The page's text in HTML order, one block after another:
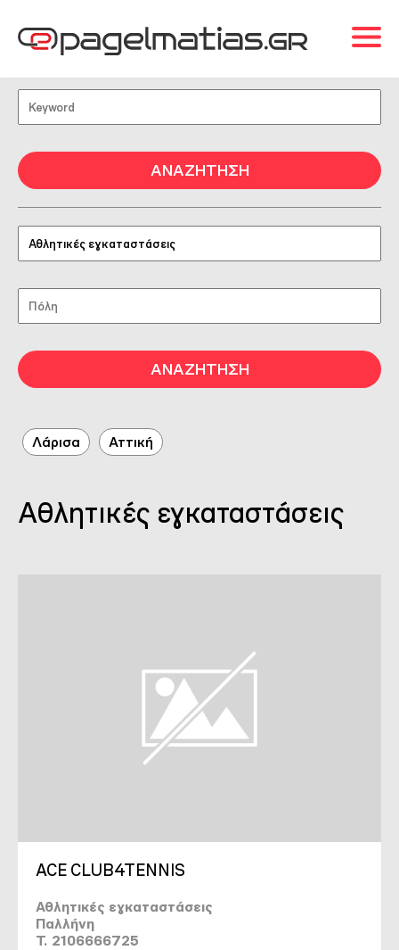
Λάρισα Αττική
Αθλητικές εγκαταστάσεις
ACE CLUB4TENNIS
Αθλητικές εγκαταστάσεις
Παλλήνη
T. 2106666725